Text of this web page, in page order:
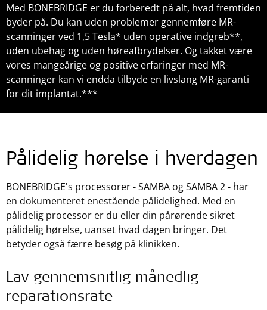
Med BONEBRIDGE er du forberedt på alt, hvad fremtiden
byder på. Du kan uden problemer gennemføre MR-
scanninger ved 1,5 Tesla* uden operative indgreb**,
uden ubehag og uden høreafbrydelser. Og takket være
vores mangeårige og positive erfaringer med MR-
scanninger kan vi endda tilbyde en livslang MR-garanti
for dit implantat.***
Pålidelig hørelse i hverdagen
BONEBRIDGE's processorer - SAMBA og SAMBA 2 - har
en dokumenteret enestående pålidelighed. Med en
pålidelig processor er du eller din pårørende sikret
pålidelig hørelse, uanset hvad dagen bringer. Det
betyder også færre besøg på klinikken.
Lav gennemsnitlig månedlig
reparationsrate